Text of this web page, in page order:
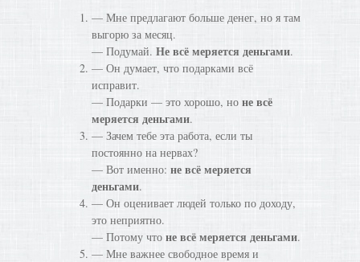
— Мне предлагают больше денег, но я там
выгорю за месяц.
— Подумай. Не всё меряется деньгами.
— Он думает, что подарками всё
исправит.
— Подарки — это хорошо, но не всё
меряется деньгами.
— Зачем тебе эта работа, если ты
постоянно на нервах?
— Вот именно: не всё меряется
деньгами.
— Он оценивает людей только по доходу,
это неприятно.
— Потому что не всё меряется деньгами.
— Мне важнее свободное время и